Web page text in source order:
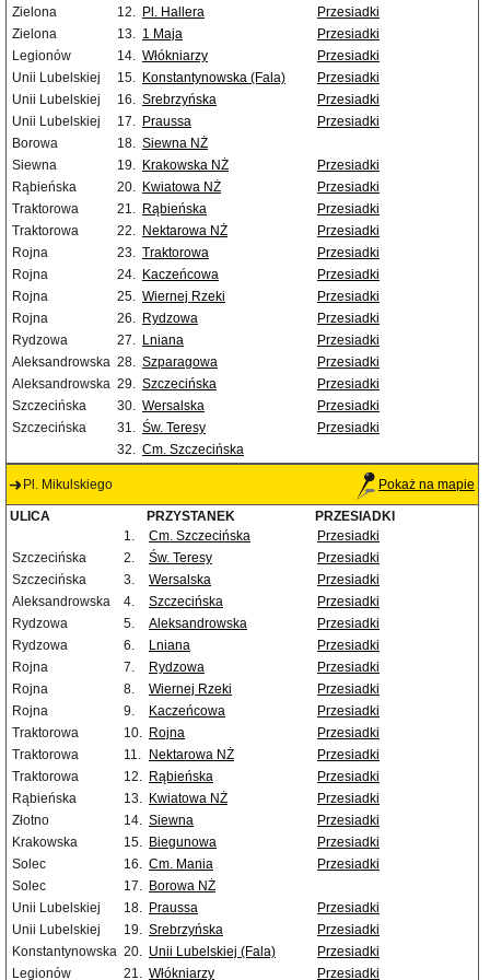
Zielona 12. Pl. Hallera
Przesiadki
Zielona
13. 1 Maja
Przesiadki
Legionów
14. Włókniarzy
Przesiadki
Unii Lubelskiej
15. Konstantynowska (Fala)
Przesiadki
Unii Lubelskiej
16. Srebrzyńska
Przesiadki
Unii Lubelskiej
17. Praussa
Przesiadki
Borowa
18. Siewna NŻ
Siewna
19. Krakowska NŻ
Przesiadki
Rąbieńska
20. Kwiatowa NŻ
Przesiadki
Traktorowa
21. Rąbieńska
Przesiadki
Traktorowa
22. Nektarowa NŻ
Przesiadki
Rojna
23. Traktorowa
Przesiadki
Rojna
24. Kaczeńcowa
Przesiadki
Rojna
25. Wiernej Rzeki
Przesiadki
Rojna
26. Rydzowa
Przesiadki
Rydzowa
27. Lniana
Przesiadki
Aleksandrowska 28. Szparagowa
Przesiadki
Aleksandrowska 29. Szczecińska
Przesiadki
Szczecińska
30. Wersalska
Przesiadki
Szczecińska
31. Św. Teresy
Przesiadki
32. Cm. Szczecińska
Pl. Mikulskiego Pokaż na mapie
ULICA PRZYSTANEK
PRZESIADKI
1.
Cm. Szczecińska
Przesiadki
Szczecińska
2. Św. Teresy
Przesiadki
Szczecińska
3. Wersalska
Przesiadki
Aleksandrowska
4. Szczecińska
Przesiadki
Rydzowa
5. Aleksandrowska
Przesiadki
Rydzowa
6. Lniana
Przesiadki
Rojna
7. Rydzowa
Przesiadki
Rojna
8. Wiernej Rzeki
Przesiadki
Rojna
9. Kaczeńcowa
Przesiadki
Traktorowa
10. Rojna
Przesiadki
Traktorowa
11. Nektarowa NŻ
Przesiadki
Traktorowa
12. Rąbieńska
Przesiadki
Rąbieńska
13. Kwiatowa NŻ
Przesiadki
Złotno
14. Siewna
Przesiadki
Krakowska
15. Biegunowa
Przesiadki
Solec
16. Cm. Mania
Przesiadki
Solec
17. Borowa NŻ
Unii Lubelskiej
18. Praussa
Przesiadki
Unii Lubelskiej
19. Srebrzyńska
Przesiadki
Konstantynowska 20. Unii Lubelskiej (Fala)
Przesiadki
Legionów
21. Włókniarzy Przesiadki